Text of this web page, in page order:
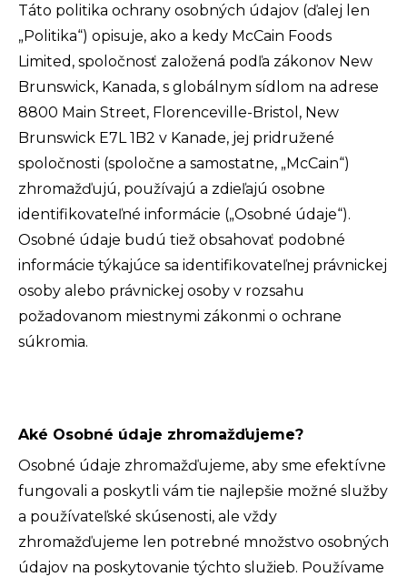
Táto politika ochrany osobných údajov (ďalej len
„Politika“) opisuje, ako a kedy McCain Foods
Limited, spoločnosť založená podľa zákonov New
Brunswick, Kanada, s globálnym sídlom na adrese
8800 Main Street, Florenceville-Bristol, New
Brunswick E7L 1B2 v Kanade, jej pridružené
spoločnosti (spoločne a samostatne, „McCain“)
zhromažďujú, používajú a zdieľajú osobne
identifikovateľné informácie („Osobné údaje“).
Osobné údaje budú tiež obsahovať podobné
informácie týkajúce sa identifikovateľnej právnickej
osoby alebo právnickej osoby v rozsahu
požadovanom miestnymi zákonmi o ochrane
súkromia.
Aké Osobné údaje zhromažďujeme?
Osobné údaje zhromažďujeme, aby sme efektívne
fungovali a poskytli vám tie najlepšie možné služby
a používateľské skúsenosti, ale vždy
zhromažďujeme len potrebné množstvo osobných
údajov na poskytovanie týchto služieb. Používame